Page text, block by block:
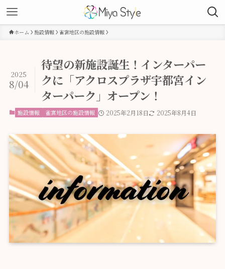
ホーム 施設情報 雀宮地区の施設情報
待望の新施設誕生！インターパー
クに「アクロスプラザ宇都宮イン
ターパーク」オープン！
2025
8/04
施設情報 雀宮地区の施設情報 2025年2月18日 2025年8月4日